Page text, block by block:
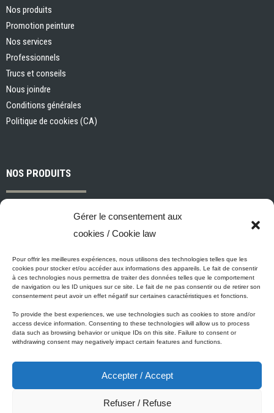
Gérer le consentement aux
cookies / Cookie law
Pour offrir les meilleures expériences, nous utilisons des technologies telles que les
cookies pour stocker et/ou accéder aux informations des appareils. Le fait de consentir
à ces technologies nous permettra de traiter des données telles que le comportement
de navigation ou les ID uniques sur ce site. Le fait de ne pas consentir ou de retirer son
consentement peut avoir un effet négatif sur certaines caractéristiques et fonctions.
To provide the best experiences, we use technologies such as cookies to store and/or
access device information. Consenting to these technologies will allow us to process
data such as browsing behavior or unique IDs on this site. Failure to consent or
withdrawing consent may negatively impact certain features and functions.
Accepter / Accept
Refuser / Refuse
Nos produits
Promotion peinture
Nos services
Professionnels
Trucs et conseils
Nous joindre
Conditions générales
Politique de cookies (CA)
NOS PRODUITS
Peintures et apprêts d’intérieur
Industriel, commercial et municipal
Nettoyage, préparation des surfaces et divers
Outils et accessoires de peinture
ÉCO-PROMESSE DE MICCA
Peinture Micca se conforme, voire surpasse les normes
plus de notre gamme de peinture Zéro-COV, tous nos produits à base